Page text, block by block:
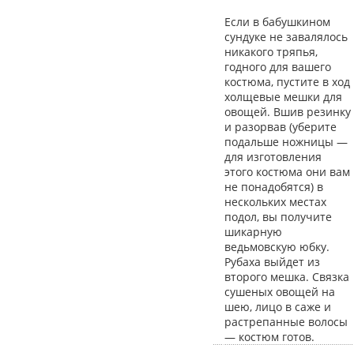
Если в бабушкином
сундуке не завалялось
никакого тряпья,
годного для вашего
костюма, пустите в ход
холщевые мешки для
овощей. Вшив резинку
и разорвав (уберите
подальше ножницы —
для изготовления
этого костюма они вам
не понадобятся) в
нескольких местах
подол, вы получите
шикарную
ведьмовскую юбку.
Рубаха выйдет из
второго мешка. Связка
сушеных овощей на
шею, лицо в саже и
растрепанные волосы
— костюм готов.